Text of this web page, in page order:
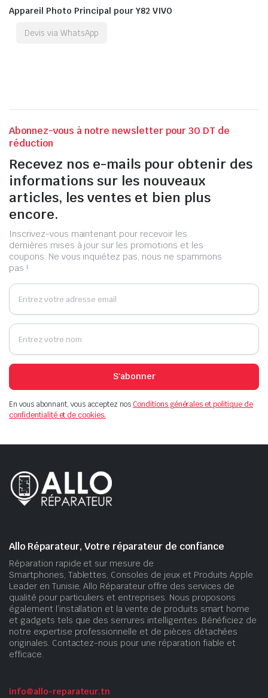
Appareil Photo Principal pour Y82 VIVO
Devis via WhatsApp
Abonnez-vous à notre newsletter pour 30 DT de
réduction
Recevez nos e-mails pour obtenir des
informations sur les nouveaux
articles, les ventes et bien plus
encore.
Inscrivez-vous maintenant pour recevoir les
dernières mises à jour sur les promotions et les
coupons. Ne vous inquiétez pas, nous ne spammons
pas !
S'abonner
En vous abonnant, vous acceptez nosConditions générales et politique de
confidentialité et de cookies.
Allo Réparateur, Votre réparateur de confiance
Réparation rapide et sur mesure de
Smartphones, Tablettes, Consoles de jeux et Produits Apple.
Leader en Tunisie, Allo Réparateur offre des services de
qualité pour particuliers et entreprises. Nous proposons
également l’installation et la vente de produits smart home
et gadgets tels que des serrures intelligentes. Bénéficiez de
notre expertise professionnelle et de pièces détachées
originales. Contactez-nous pour une réparation fiable et
efficace.
info@allo-reparateur.tn